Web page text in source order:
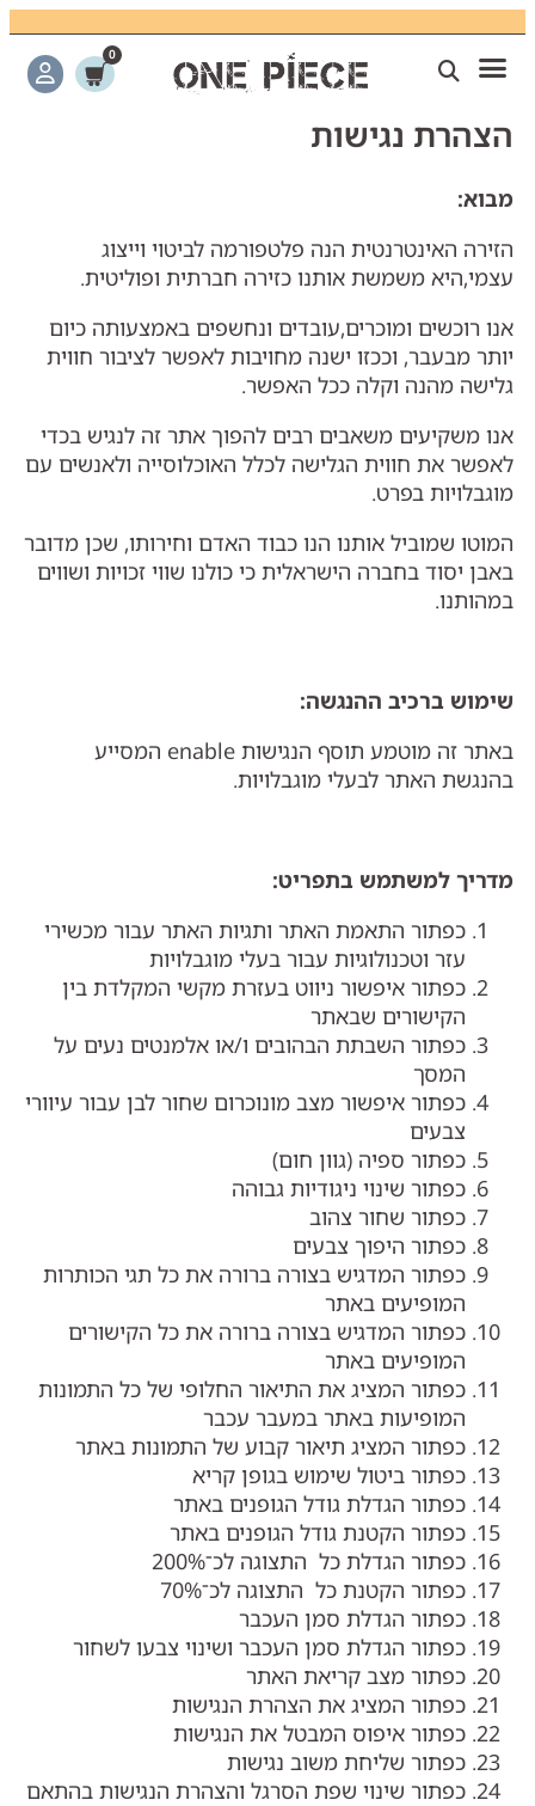
0
הצהרת נגישות
מבוא:
הזירה האינטרנטית הנה פלטפורמה לביטוי וייצוג
עצמי,היא משמשת אותנו כזירה חברתית ופוליטית.
אנו רוכשים ומוכרים,עובדים ונחשפים באמצעותה כיום
יותר מבעבר, וככזו ישנה מחויבות לאפשר לציבור חווית
גלישה מהנה וקלה ככל האפשר.
אנו משקיעים משאבים רבים להפוך אתר זה לנגיש בכדי
לאפשר את חווית הגלישה לכלל האוכלוסייה ולאנשים עם
מוגבלויות בפרט.
המוטו שמוביל אותנו הנו כבוד האדם וחירותו, שכן מדובר
באבן יסוד בחברה הישראלית כי כולנו שווי זכויות ושווים
במהותנו.
שימוש ברכיב ההנגשה:
באתר זה מוטמע תוסף הנגישות enable המסייע
בהנגשת האתר לבעלי מוגבלויות.
מדריך למשתמש בתפריט:
כפתור התאמת האתר ותגיות האתר עבור מכשירי
עזר וטכנולוגיות עבור בעלי מוגבלויות
כפתור איפשור ניווט בעזרת מקשי המקלדת בין
הקישורים שבאתר
כפתור השבתת הבהובים ו/או אלמנטים נעים על
המסך
כפתור איפשור מצב מונוכרום שחור לבן עבור עיוורי
צבעים
כפתור ספיה (גוון חום)
כפתור שינוי ניגודיות גבוהה
כפתור שחור צהוב
כפתור היפוך צבעים
כפתור המדגיש בצורה ברורה את כל תגי הכותרות
המופיעים באתר
כפתור המדגיש בצורה ברורה את כל הקישורים
המופיעים באתר
כפתור המציג את התיאור החלופי של כל התמונות
המופיעות באתר במעבר עכבר
כפתור המציג תיאור קבוע של התמונות באתר
כפתור ביטול שימוש בגופן קריא
כפתור הגדלת גודל הגופנים באתר
כפתור הקטנת גודל הגופנים באתר
כפתור הגדלת כל התצוגה לכ־200%
כפתור הקטנת כל התצוגה לכ־70%
כפתור הגדלת סמן העכבר
כפתור הגדלת סמן העכבר ושינוי צבעו לשחור
כפתור מצב קריאת האתר
כפתור המציג את הצהרת הנגישות
כפתור איפוס המבטל את הנגישות
כפתור שליחת משוב נגישות
כפתור שינוי שפת הסרגל והצהרת הנגישות בהתאם